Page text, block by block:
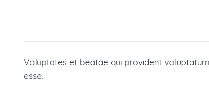
Voluptates et beatae qui provident
esse.